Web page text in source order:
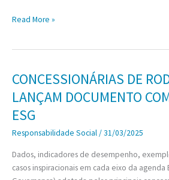
deficiência
Brasil
Cúpula
sobre
Deficiência
adere
à
Declaração
de
Read More »
CONCESSIONÁRIAS DE
LANÇAM DOCUMENTO
ESG
Responsabilidade Social/31/03/2025
Dados, indicadores de desempenho,
casos inspiracionais em cada eixo da agenda